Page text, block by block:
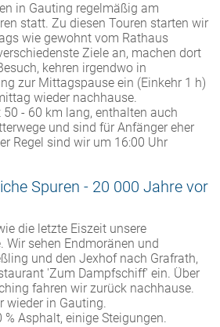
in Gauting regelmäßig am
statt. Zu diesen Touren starten wir
wie gewohnt vom Rathaus
Ziele an, machen dort
kehren irgendwo in
zur Mittagspause ein (Einkehr 1 h)
wieder nachhause.
50 - 60 km lang, enthalten auch
und sind für Anfänger eher
Regel sind wir um 16:00 Uhr
Spuren - 20 000 Jahre vor
die letzte Eiszeit unsere
Wir sehen Endmoränen und
und den Jexhof nach Grafrath,
'Zum Dampfschiff' ein. Über
fahren wir zurück nachhause.
wieder in Gauting.
% Asphalt, einige Steigungen.